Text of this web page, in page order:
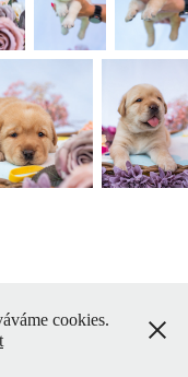
cookies.